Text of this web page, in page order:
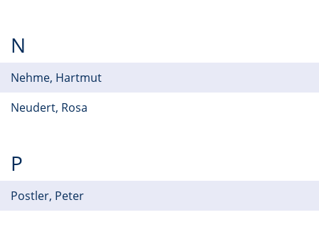
N
Nehme, Hartmut
Neudert, Rosa
P
Postler, Peter